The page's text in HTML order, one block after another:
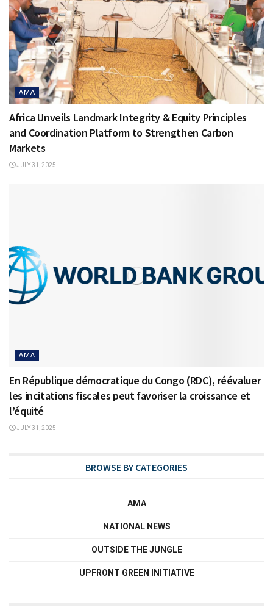
AMA
Africa Unveils Landmark Integrity & Equity Principles
and Coordination Platform to Strengthen Carbon
Markets
JULY 31, 2025
AMA
En République démocratique du Congo (RDC), réévaluer
les incitations fiscales peut favoriser la croissance et
l’équité
JULY 31, 2025
BROWSE BY CATEGORIES
AMA
NATIONAL NEWS
OUTSIDE THE JUNGLE
UPFRONT GREEN INITIATIVE